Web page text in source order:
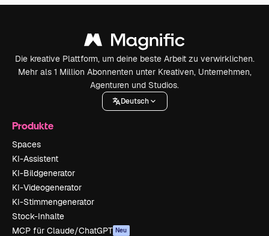
Die kreative Plattform, um deine beste Arbeit zu verwirklichen.
Mehr als 1 Million Abonnenten unter Kreativen, Unternehmen,
Agenturen und Studios.
Deutsch
Produkte
Spaces
KI-Assistent
KI-Bildgenerator
KI-Videogenerator
KI-Stimmengenerator
Stock-Inhalte
MCP für Claude/ChatGPT Neu